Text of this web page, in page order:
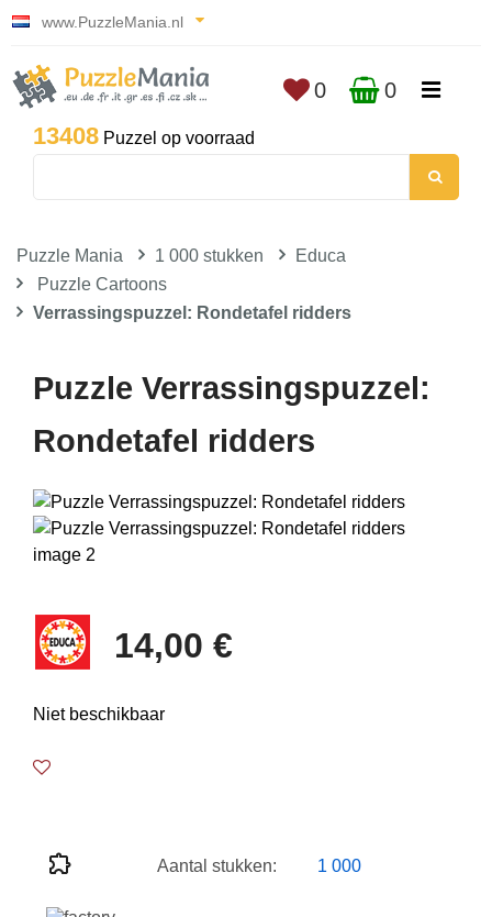
www.PuzzleMania.nl
13408 Puzzel op voorraad
0 0
Puzzle Mania 1 000 stukken
Educa
Puzzle Cartoons
Verrassingspuzzel: Rondetafel ridders
Puzzle Verrassingspuzzel:
Rondetafel ridders
14,00 €
Niet beschikbaar
Aantal stukken: 1 000